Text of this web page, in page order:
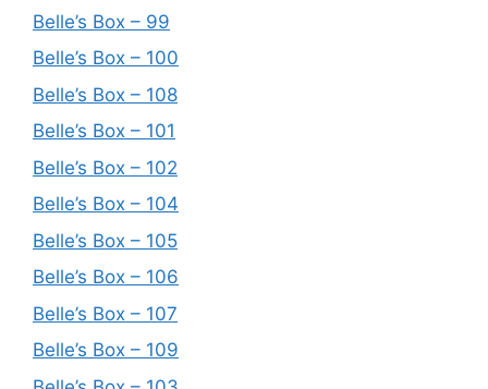
Belle’s Box – 99
Belle’s Box – 100
Belle’s Box – 108
Belle’s Box – 101
Belle’s Box – 102
Belle’s Box – 104
Belle’s Box – 105
Belle’s Box – 106
Belle’s Box – 107
Belle’s Box – 109